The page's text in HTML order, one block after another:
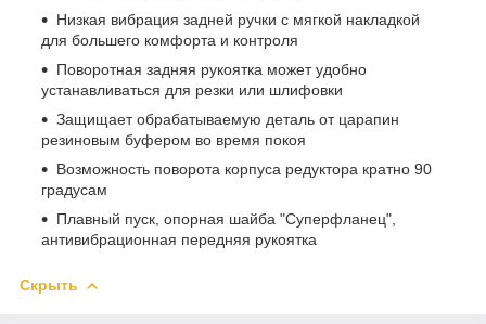
Низкая вибрация задней ручки с мягкой накладкой
для большего комфорта и контроля
Поворотная задняя рукоятка может удобно
устанавливаться для резки или шлифовки
Защищает обрабатываемую деталь от царапин
резиновым буфером во время покоя
Возможность поворота корпуса редуктора кратно 90
градусам
Плавный пуск, опорная шайба "Суперфланец",
антивибрационная передняя рукоятка
Скрыть